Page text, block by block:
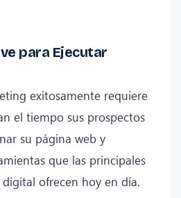
para Ejecutar
exitosamente requiere
el tiempo sus prospectos
su página web y
que las principales
ofrecen hoy en día.